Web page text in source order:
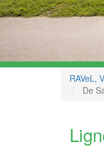
RAVeL,
De